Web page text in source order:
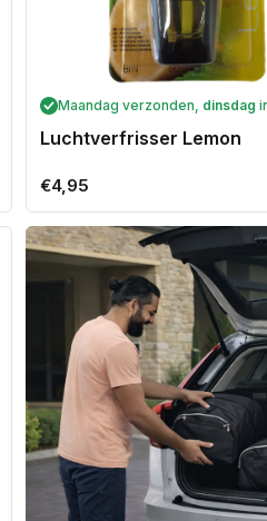
Maandag verzonden, dinsdag
Luchtverfrisser Lemon
Normale
prijs
€4,95